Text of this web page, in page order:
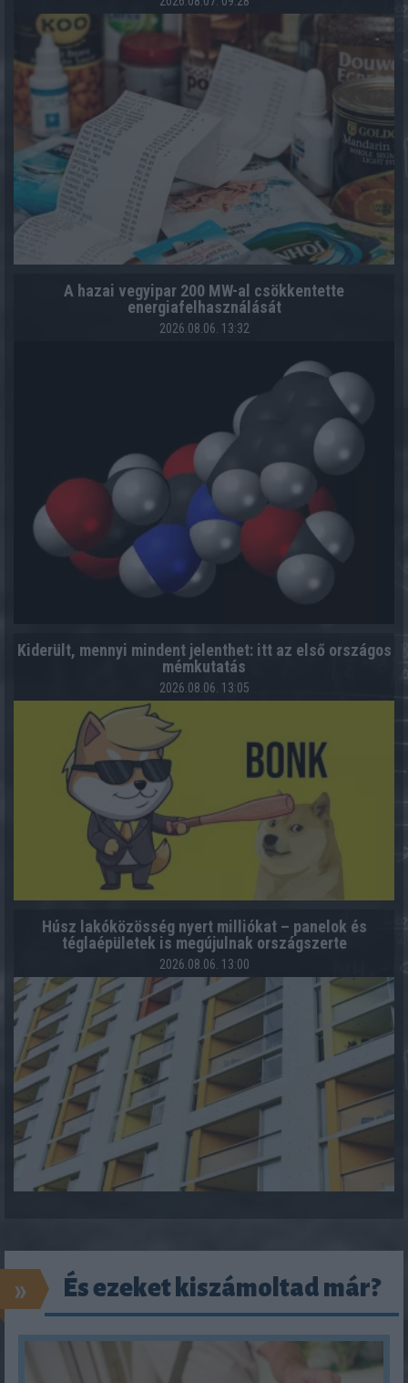
A hazai vegyipar 200 MW-al csökkentette
energiafelhasználását
2026.08.06. 13:32
Kiderült, mennyi mindent jelenthet: itt az első országos
mémkutatás
2026.08.06. 13:05
Húsz lakóközösség nyert milliókat – panelok és
téglaépületek is megújulnak országszerte
2026.08.06. 13:00
» És ezeket kiszámoltad már?